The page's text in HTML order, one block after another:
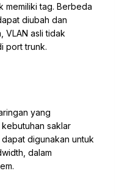
memiliki tag. Berbeda
diubah dan
VLAN asli tidak
port trunk.
yang
saklar
dapat digunakan untuk
dalam